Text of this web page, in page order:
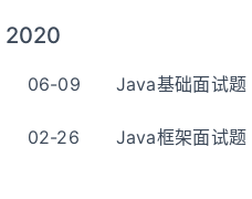
2020
06-09 Java基础面试题
02-26 Java框架面试题